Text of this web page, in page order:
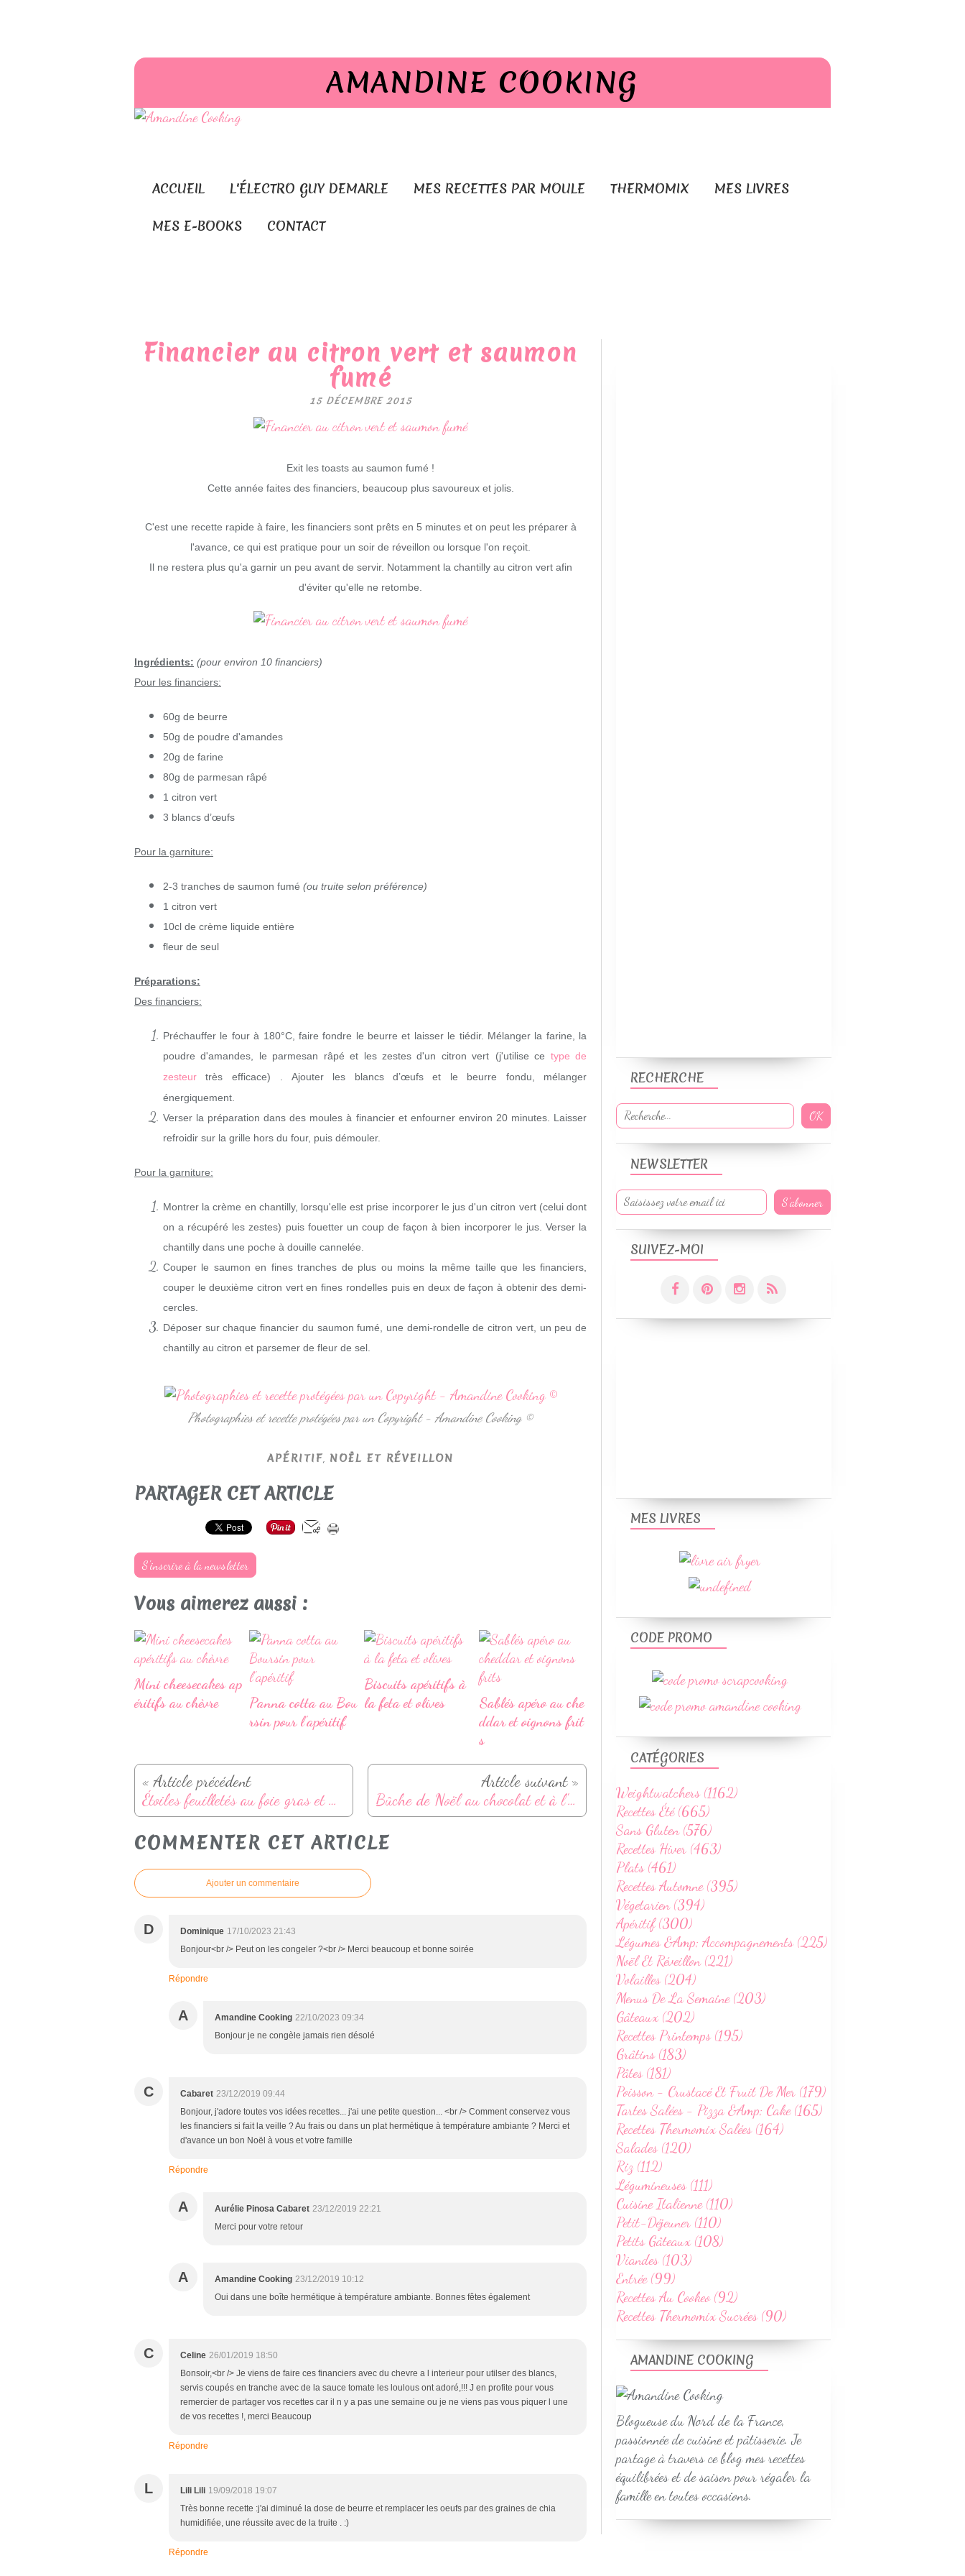
AMANDINE COOKING
ACCUEIL L'ÉLECTRO GUY DEMARLE MES RECETTES PAR MOULE THERMOMIX MES LIVRES
MES E-BOOKS CONTACT
Financier au citron vert et saumon
fumé
15 DÉCEMBRE 2015
Exit les toasts au saumon fumé !
Cette année faites des financiers, beaucoup plus savoureux et jolis.
C'est une recette rapide à faire, les financiers sont prêts en 5 minutes et on peut les préparer à
l'avance, ce qui est pratique pour un soir de réveillon ou lorsque l'on reçoit.
Il ne restera plus qu'a garnir un peu avant de servir. Notamment la chantilly au citron vert afin
d'éviter qu'elle ne retombe.
Ingrédients: (pour environ 10 financiers)
Pour les financiers:
60g de beurre
50g de poudre d'amandes
20g de farine
80g de parmesan râpé
1 citron vert
3 blancs d’œufs
Pour la garniture:
2-3 tranches de saumon fumé (ou truite selon préférence)
1 citron vert
10cl de crème liquide entière
fleur de seul
Préparations:
Des financiers:
Préchauffer le four à 180°C, faire fondre le beurre et laisser le tiédir. Mélanger la farine, la
poudre d'amandes, le parmesan râpé et les zestes d'un citron vert
(j'utilise ce type de
zesteur très efficace)
. Ajouter les blancs d’œufs et le beurre fondu, mélanger
énergiquement.
Verser la préparation dans des moules à financier et enfourner environ 20 minutes. Laisser
refroidir sur la grille hors du four, puis démouler.
Pour la garniture:
Montrer la crème en chantilly, lorsqu'elle est prise incorporer le jus d'un citron vert (celui dont
on a récupéré les zestes) puis fouetter un coup de façon à bien incorporer le jus. Verser la
chantilly dans une poche à douille cannelée.
Couper le saumon en fines tranches de plus ou moins la même taille que les financiers,
couper le deuxième citron vert en fines rondelles puis en deux de façon à obtenir des demi-
cercles.
Déposer sur chaque financier du saumon fumé, une demi-rondelle de citron vert, un peu de
chantilly au citron et parsemer de fleur de sel.
Photographies et recette protégées par un Copyright - Amandine Cooking ©
APÉRITIF, NOËL ET RÉVEILLON
PARTAGER CET ARTICLE
S'inscrire à la newsletter
Vous aimerez aussi :
Mini cheesecakes ap
éritifs au chèvre
Panna cotta au Bou
rsin pour l'apéritif
Biscuits apéritifs à
la feta et olives
Sablés apéro au che
ddar et oignons frit
s
« Article précédent
Étoiles feuilletés au foie gras et figue
Article suivant »
Bûche de Noël au chocolat et à l'orange
COMMENTER CET ARTICLE
Ajouter un commentaire
D Dominique 17/10/2023 21:43
Bonjour<br /> Peut on les congeler ?<br /> Merci beaucoup et bonne soirée
Répondre
A Amandine Cooking 22/10/2023 09:34
Bonjour je ne congèle jamais rien désolé
C Cabaret 23/12/2019 09:44
Bonjour, j'adore toutes vos idées recettes... j'ai une petite question... <br /> Comment conservez vous
les financiers si fait la veille ? Au frais ou dans un plat hermétique à température ambiante ? Merci et
d'avance un bon Noël à vous et votre famille
Répondre
A Aurélie Pinosa Cabaret 23/12/2019 22:21
Merci pour votre retour
A Amandine Cooking 23/12/2019 10:12
Oui dans une boîte hermétique à température ambiante. Bonnes fêtes également
C Celine 26/01/2019 18:50
Bonsoir,<br /> Je viens de faire ces financiers avec du chevre a l interieur pour utilser des blancs,
servis coupés en tranche avec de la sauce tomate les loulous ont adoré,!!! J en profite pour vous
remercier de partager vos recettes car il n y a pas une semaine ou je ne viens pas vous piquer l une
de vos recettes !, merci Beaucoup
Répondre
L Lili Lili 19/09/2018 19:07
Très bonne recette :j'ai diminué la dose de beurre et remplacer les oeufs par des graines de chia
humidifiée, une réussite avec de la truite . :)
Répondre
NEWSLETTER
SUIVEZ-MOI
RECHERCHE
AMANDINE COOKING
Blogueuse du Nord de la France,
passionnée de cuisine et pâtisserie. Je
partage à travers ce blog mes recettes
équilibrées et de saison pour régaler la
famille en toutes occasions.
CATÉGORIES
Weightwatchers (1162)
Recettes Été (665)
Sans Gluten (576)
Recettes Hiver (463)
Plats (461)
Recettes Automne (395)
Végetarien (394)
Apéritif (300)
Légumes &Amp; Accompagnements (225)
Noël Et Réveillon (221)
Volailles (204)
Menus De La Semaine (203)
Gâteaux (202)
Recettes Printemps (195)
Grâtins (183)
Pâtes (181)
Poisson - Crustacé Et Fruit De Mer (179)
Tartes Salées - Pizza &Amp; Cake (165)
Recettes Thermomix Salées (164)
Salades (120)
Riz (112)
Légumineuses (111)
Cuisine Italienne (110)
Petit-Déjeuner (110)
Petits Gâteaux (108)
Viandes (103)
Entrée (99)
Recettes Au Cookeo (92)
Recettes Thermomix Sucrées (90)
MES LIVRES
CODE PROMO